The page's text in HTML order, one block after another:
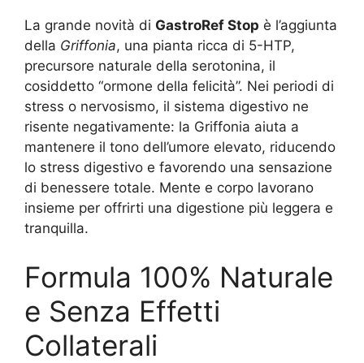
La grande novità di GastroRef Stop è l’aggiunta
della Griffonia, una pianta ricca di 5-HTP,
precursore naturale della serotonina, il
cosiddetto “ormone della felicità”. Nei periodi di
stress o nervosismo, il sistema digestivo ne
risente negativamente: la Griffonia aiuta a
mantenere il tono dell’umore elevato, riducendo
lo stress digestivo e favorendo una sensazione
di benessere totale. Mente e corpo lavorano
insieme per offrirti una digestione più leggera e
tranquilla.
Formula 100% Naturale
e Senza Effetti
Collaterali